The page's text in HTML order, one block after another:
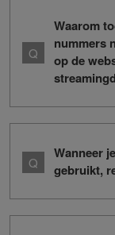
Waarom
nummers
op de
Wanneer
gebruikt,